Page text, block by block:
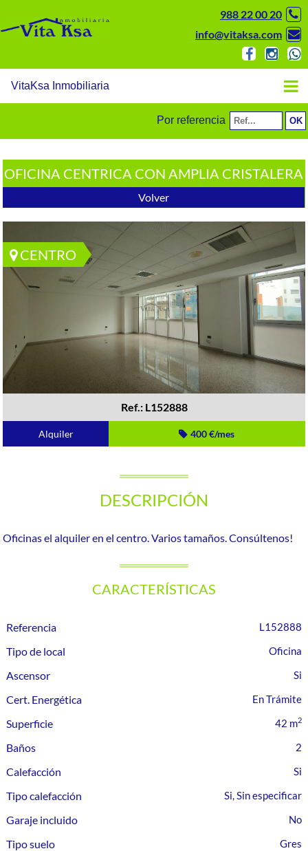
988 22 00 20
info@vitaksa.com
VitaKsa Inmobiliaria
Por referencia
OFICINA CENTRICA CON AMPLIA CRISTALERA
Volver
CENTRO
Ref.: L152888
Alquiler 400 €/mes
DESCRIPCIÓN
Oficinas el alquiler en el centro. Varios tamaños. Consúltenos!
CARACTERÍSTICAS
Referencia L152888
Tipo de local Oficina
Ascensor
Cert. Energética
En Trámite
Superficie 42 m2
Baños 2
Calefacción
Tipo calefacción
Si, Sin especificar
Garaje incluido
Tipo suelo
Gres